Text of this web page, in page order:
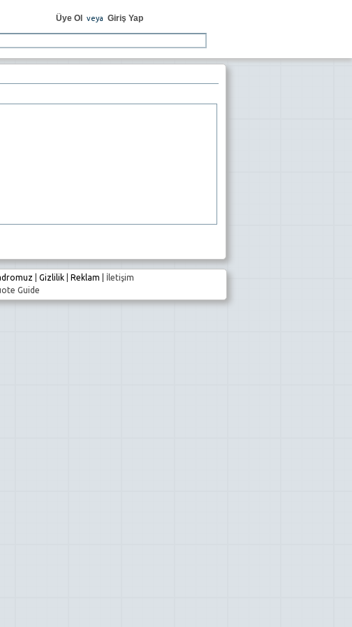
Üye Ol veya Giriş Yap
Gizlilik| Reklam
İletişim
Guide